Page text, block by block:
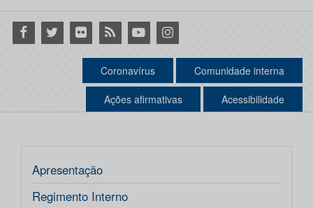
Facebook
Twitter Flickr RSS YoutubeInstagram
Coronavírus Comunidade interna
Ações afirmativas Acessibilidade
Apresentação
Regimento Interno